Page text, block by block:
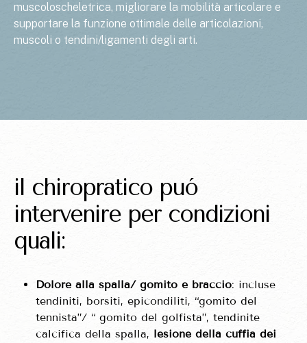
muscoloscheletrica, migliorare la mobilità articolare e
supportare la funzione ottimale delle articolazioni,
muscoli o tendini/ligamenti degli arti.
il chiropratico puó
intervenire per condizioni
quali:
Dolore alla spalla/ gomito e braccio: incluse
tendiniti, borsiti, epicondiliti, “gomito del
tennista”/ “ gomito del golfista”, tendinite
calcifica della spalla, lesione della cuffia dei